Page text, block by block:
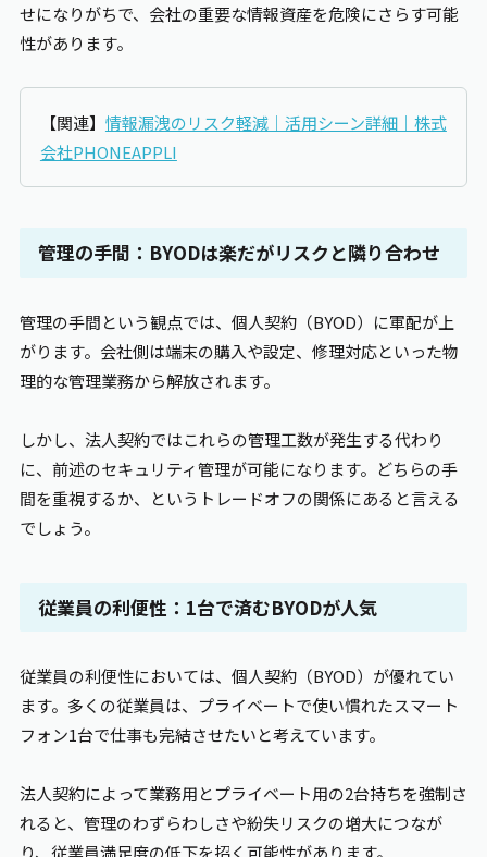
せになりがちで、会社の重要な情報資産を危険にさらす可能
性があります。
【関連】 情報漏洩のリスク軽減｜活用シーン詳細｜株式
会社PHONEAPPLI
管理の手間：BYODは楽だがリスクと隣り合わせ
管理の手間という観点では、個人契約（BYOD）に軍配が上
がります。会社側は端末の購入や設定、修理対応といった物
理的な管理業務から解放されます。
しかし、法人契約ではこれらの管理工数が発生する代わり
に、前述のセキュリティ管理が可能になります。どちらの手
間を重視するか、というトレードオフの関係にあると言える
でしょう。
従業員の利便性：1台で済むBYODが人気
従業員の利便性においては、個人契約（BYOD）が優れてい
ます。多くの従業員は、プライベートで使い慣れたスマート
フォン1台で仕事も完結させたいと考えています。
法人契約によって業務用とプライベート用の2台持ちを強制さ
れると、管理のわずらわしさや紛失リスクの増大につなが